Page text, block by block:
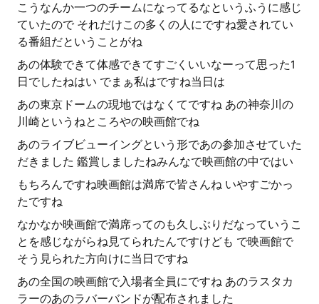
こうなんか一つのチームになってるなというふうに感じ
ていたので それだけこの多くの人にですね愛されてい
る番組だということがね
あの体験できて体感できてすごくいいなーって思った1
日でしたねはい でまぁ私はですね当日は
あの東京ドームの現地ではなくてですね あの神奈川の
川崎というねところやの映画館でね
あのライブビューイングという形であの参加させていた
だきました 鑑賞しましたねみんなで映画館の中ではい
もちろんですね映画館は満席で皆さんね いやすごかっ
たですね
なかなか映画館で満席ってのも久しぶりだなっていうこ
とを感じながらね見てられたんですけども で映画館で
そう見られた方向けに当日ですね
あの全国の映画館で入場者全員にですね あのラスタカ
ラーのあのラバーバンドが配布されました